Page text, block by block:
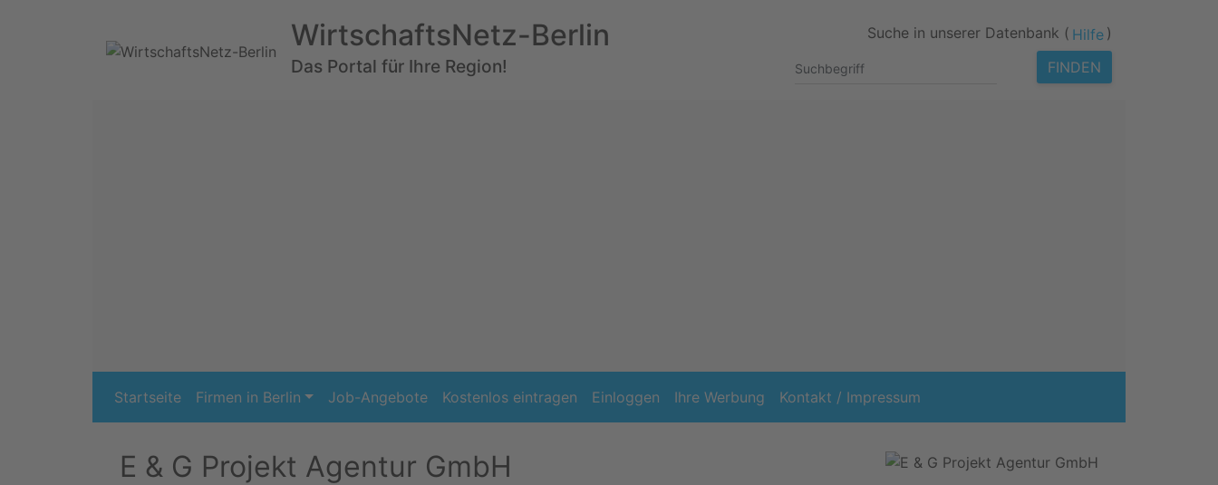
WirtschaftsNetz-Berlin
Das Portal für Ihre Region!
Suche in unserer Datenbank ( Hilfe )
FINDEN
Startseite Firmen in Berlin Job-Angebote Kostenlos eintragen Einloggen Ihre Werbung Kontakt / Impressum
E & G Projekt Agentur GmbH